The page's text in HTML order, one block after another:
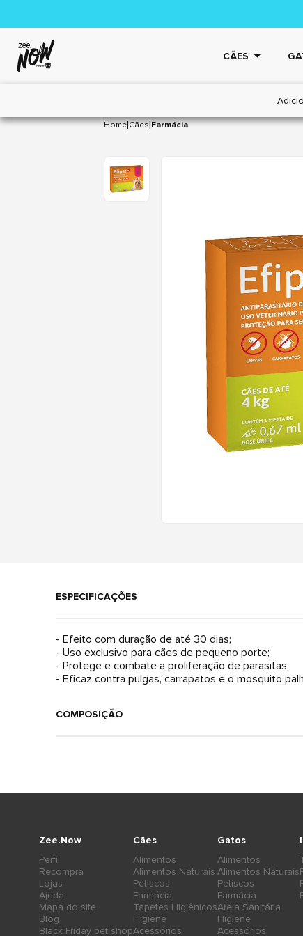
CÃES
Home|Cães|Farmácia
ESPECIFICAÇÕES
- Efeito com duração de até 30 dias;
- Uso exclusivo para cães de pequeno porte;
- Protege e combate a proliferação de parasitas;
- Eficaz contra pulgas, carrapatos e o mosquito
COMPOSIÇÃO
Cães
Alimentos
Alimentos Naturais
Petiscos
Farmácia
Tapetes Higiênicos
Higiene
Acessórios
Gatos
Alimentos
Alimentos Naturais
Petiscos
Farmácia
Areia Sanitária
Higiene
Acessórios
Zee.Now
Perfil
Recompra
Lojas
Ajuda
Mapa do site
Blog
Black Friday pet shop